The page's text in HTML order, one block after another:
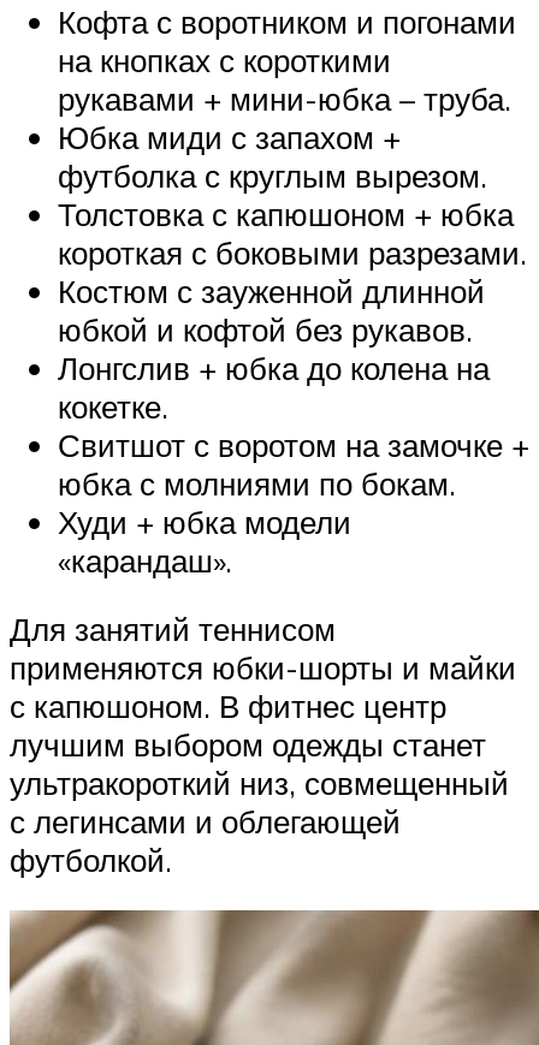
Кофта с воротником и погонами
на кнопках с короткими
рукавами + мини-юбка – труба.
Юбка миди с запахом +
футболка с круглым вырезом.
Толстовка с капюшоном + юбка
короткая с боковыми разрезами.
Костюм с зауженной длинной
юбкой и кофтой без рукавов.
Лонгслив + юбка до колена на
кокетке.
Свитшот с воротом на замочке +
юбка с молниями по бокам.
Худи + юбка модели
«карандаш».
Для занятий теннисом
применяются юбки-шорты и майки
с капюшоном. В фитнес центр
лучшим выбором одежды станет
ультракороткий низ, совмещенный
с легинсами и облегающей
футболкой.